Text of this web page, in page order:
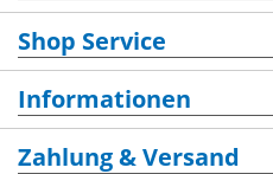
Shop Service
Informationen
Zahlung & Versand